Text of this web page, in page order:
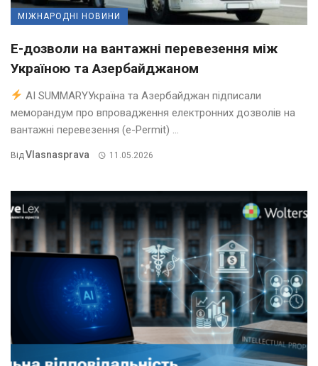
МІЖНАРОДНІ НОВИНИ
Е-дозволи на вантажні перевезення між
Україною та Азербайджаном
AI SUMMARYУкраїна та Азербайджан підписали
меморандум про впровадження електронних дозволів на
вантажні перевезення (e-Permit) ...
ВідVlasnasprava 11.05.2026